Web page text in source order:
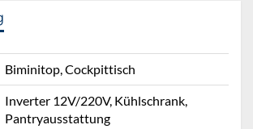
Biminitop, Cockpittisch
Inverter 12V/220V, Kühlschrank,
Pantryausstattung